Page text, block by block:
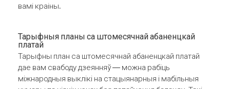
вамі краіны.
Тарыфныя планы са штомесячнай абаненцкай
платай
Тарыфны план са штомесячнай абаненцкай платай
дае вам свабоду дзеянняў — можна рабіць
міжнародныя выклікі на стацыянарныя і мабільныя